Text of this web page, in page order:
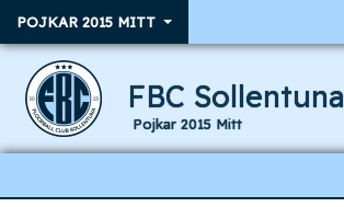
POJKAR 2015 MITT
FBC Sollentuna
Pojkar 2015 Mitt